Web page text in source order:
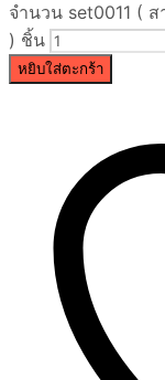
จำนวน set0011 (
) ชิ้น
หยิบใส่ตะกร้า